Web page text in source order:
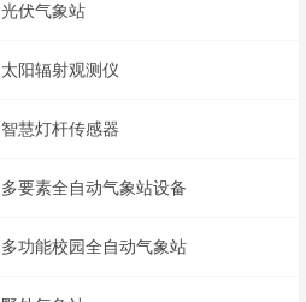
光伏气象站
太阳辐射观测仪
智慧灯杆传感器
多要素全自动气象站设备
多功能校园全自动气象站